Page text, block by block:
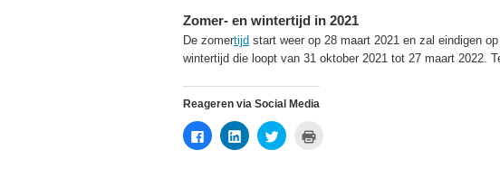
Zomer- en wintertijd in 2021
De zomertijd start weer op 28 maart 2021 en zal eindigen
wintertijd die loopt van 31 oktober 2021 tot 27 maart 2022.
Reageren via Social Media
Klik
om
Klik
om
Klik
om